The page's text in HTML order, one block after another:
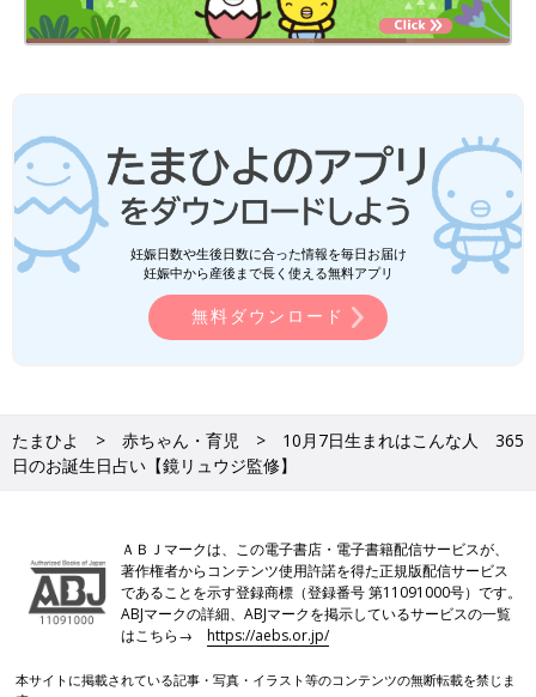
妊娠日数や生後日数に合った情報を毎日お届け
妊娠中から産後まで長く使える無料アプリ
無料ダウンロード
たまひよ 赤ちゃん・育児
10月7日生まれはこんな人 365
日のお誕生日占い【鏡リュウジ監修】
ＡＢＪマークは、この電子書店・電子書籍配信サービスが、
著作権者からコンテンツ使用許諾を得た正規版配信サービス
であることを示す登録商標（登録番号 第11091000号）です。
ABJマークの詳細、ABJマークを掲示しているサービスの一覧
はこちら→https://aebs.or.jp/
本サイトに掲載されている記事・写真・イラスト等のコンテンツの無断転載を禁じま